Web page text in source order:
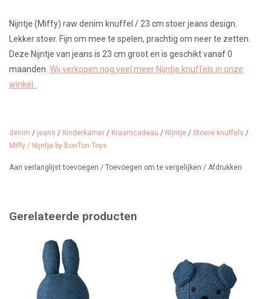
Nijntje (Miffy) raw denim knuffel / 23 cm stoer jeans design.
Lekker stoer. Fijn om mee te spelen, prachtig om neer te zetten.
Deze Nijntje van jeans is 23 cm groot en is geschikt vanaf 0
maanden. Wij verkopen nog veel meer Nijntje knuffels in onze
winkel.
denim / jeans / Kinderkamer / Kraamcadeau / Nijntje / Stoere knuffels /
Miffy / Nijntje by BonTon Toys
Aan verlanglijst toevoegen / Toevoegen om te vergelijken / Afdrukken
Gerelateerde producten